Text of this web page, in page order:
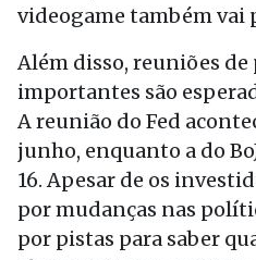
videogame também vai
Além disso, reuniões
importantes são
A reunião do Fed
junho, enquanto a do
16. Apesar de os
por mudanças nas
por pistas para saber